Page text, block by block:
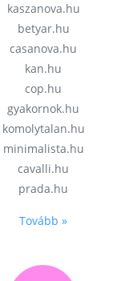
kaszanova.hu
betyar.hu
casanova.hu
kan.hu
cop.hu
gyakornok.hu
komolytalan.hu
minimalista.hu
cavalli.hu
prada.hu
Tovább »